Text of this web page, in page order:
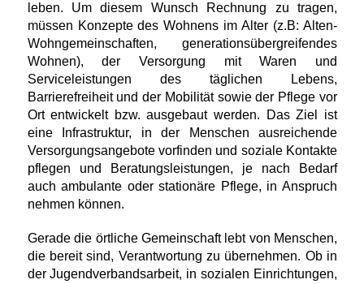
leben. Um diesem Wunsch Rechnung zu tragen,
müssen Konzepte des Wohnens im Alter (z.B: Alten-
Wohngemeinschaften, generationsübergreifendes
Wohnen), der Versorgung mit Waren und
Serviceleistungen des täglichen Lebens,
Barrierefreiheit und der Mobilität sowie der Pflege vor
Ort entwickelt bzw. ausgebaut werden. Das Ziel ist
eine Infrastruktur, in der Menschen ausreichende
Versorgungsangebote vorfinden und soziale Kontakte
pflegen und Beratungsleistungen, je nach Bedarf
auch ambulante oder stationäre Pflege, in Anspruch
nehmen können.
Gerade die örtliche Gemeinschaft lebt von Menschen,
die bereit sind, Verantwortung zu übernehmen. Ob in
der Jugendverbandsarbeit, in sozialen Einrichtungen,